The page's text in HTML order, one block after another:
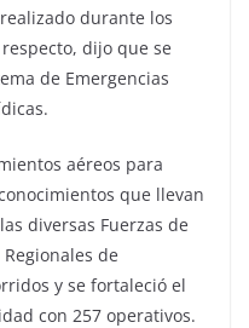
durante los
dijo que se
de Emergencias
aéreos para
que llevan
diversas Fuerzas de
de
y se fortaleció el
con 257 operativos.